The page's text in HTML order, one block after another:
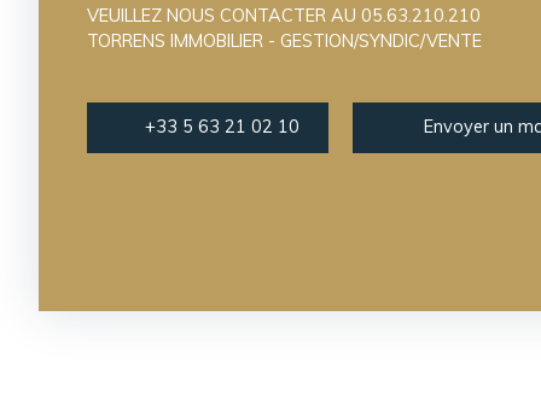
VEUILLEZ NOUS CONTACTER AU 05.63.210.210
TORRENS IMMOBILIER - GESTION/SYNDIC/VENTE
+33 5 63 21 02 10 Envoyer un